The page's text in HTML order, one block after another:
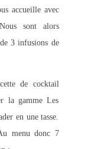
accueille avec
sont alors
3 infusions de
de cocktail
la gamme Les
en une tasse.
menu donc 7